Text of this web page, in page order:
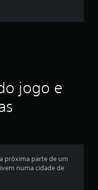
e
s
e
jogo e
próxima parte de um
numa cidade de